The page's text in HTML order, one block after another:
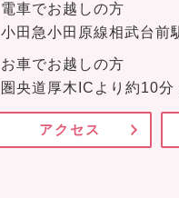
電車でお越しの方
小田急小田原線相武台前
お車でお越しの方
圏央道厚木ICより約10分
アクセス